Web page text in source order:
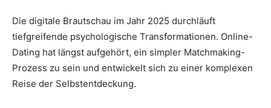
Die digitale Brautschau im Jahr 2025 durchläuft
tiefgreifende psychologische Transformationen. Online-
Dating hat längst aufgehört, ein simpler Matchmaking-
Prozess zu sein und entwickelt sich zu einer komplexen
Reise der Selbstentdeckung.